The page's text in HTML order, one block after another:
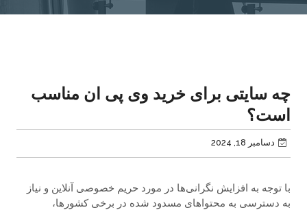
چه سایتی برای خرید وی پی ان مناسب
است؟
دسامبر 18, 2024
با توجه به افزایش نگرانی‌ها در مورد حریم خصوصی آنلاین و نیاز
به دسترسی به محتواهای مسدود شده در برخی کشورها،